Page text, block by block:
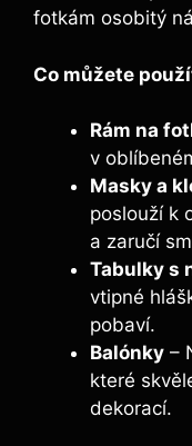
fotkám osobitý
Co můžete
Rám na
v
Masky a
poslouží k
a zaručí​
Tabulky s
‌vtipné
pobaví.
Balónky –
které
dekorací.